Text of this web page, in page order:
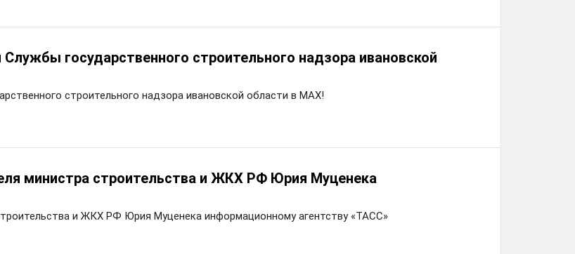
государственного строительного надзора ивановской
строительного надзора ивановской области в MAX!
министра строительства и ЖКХ РФ Юрия Муценека
и ЖКХ РФ Юрия Муценека информационному агентству «ТАСС»